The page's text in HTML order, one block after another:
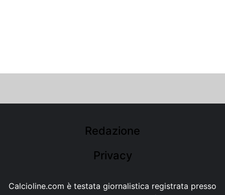
Redazione
Privacy
Calcioline.com è testata giornalistica registrata presso